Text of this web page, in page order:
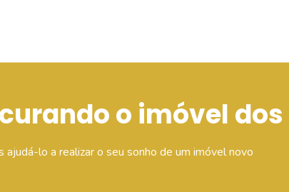
o imóvel
ajudá-lo a realizar o seu sonho de um imóvel novo